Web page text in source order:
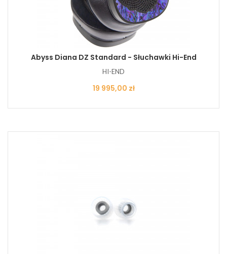
Abyss Diana DZ Standard - Słuchawki Hi-End
HI-END
Cena
19 995,00 zł